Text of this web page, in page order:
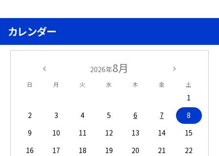
カレンダー
2026年8月
日 月 火 水 木 金 土
1
2
3 4 5 6 7
8
9
10 11 12 13 14
15
16
17 18 19 20 21
22